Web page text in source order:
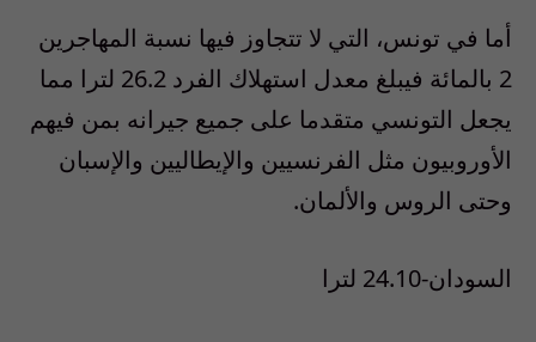
أما في تونس، التي لا تتجاوز فيها نسبة المهاجرين
2 بالمائة فيبلغ معدل استهلاك الفرد 26.2 لترا مما
يجعل التونسي متقدما على جميع جيرانه بمن فيهم
الأوروبيون مثل الفرنسيين والإيطاليين والإسبان
وحتى الروس والألمان.
السودان-24.10 لترا